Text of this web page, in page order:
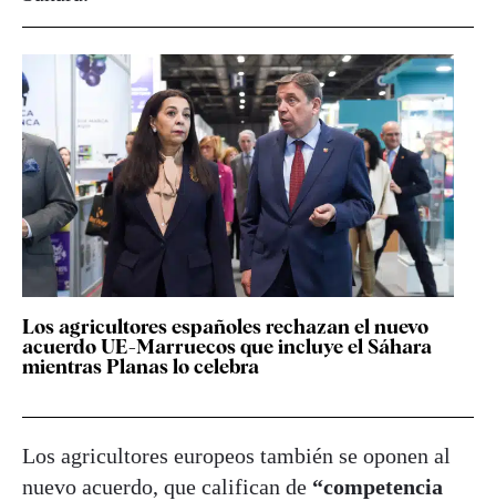
Los agricultores españoles rechazan el nuevo
acuerdo UE-Marruecos que incluye el Sáhara
mientras Planas lo celebra
Los agricultores europeos también se oponen al
nuevo acuerdo, que califican de “competencia